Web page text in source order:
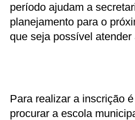
período ajudam a
planejamento para o
que seja possível atender
Para realizar a inscrição
procurar a escola